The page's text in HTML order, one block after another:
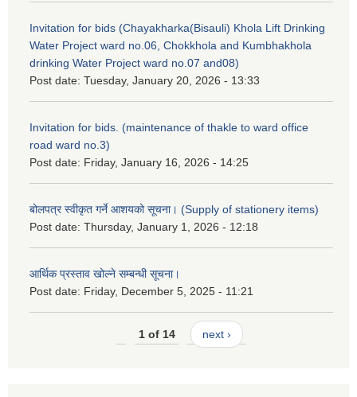
Invitation for bids (Chayakharka(Bisauli) Khola Lift Drinking
Water Project ward no.06, Chokkhola and Kumbhakhola
drinking Water Project ward no.07 and08)
Post date: Tuesday, January 20, 2026 - 13:33
Invitation for bids. (maintenance of thakle to ward office
road ward no.3)
Post date: Friday, January 16, 2026 - 14:25
बोलपत्र स्वीकृत गर्ने आशयको सूचना। (Supply of stationery items)
Post date: Thursday, January 1, 2026 - 12:18
आर्थिक प्रस्ताव खोल्ने सम्बन्धी सूचना।
Post date: Friday, December 5, 2025 - 11:21
1 of 14 next ›